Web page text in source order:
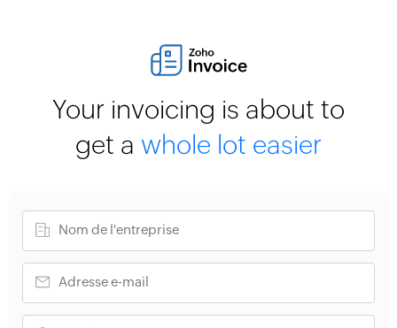
Your invoicing is about to
get a whole lot easier